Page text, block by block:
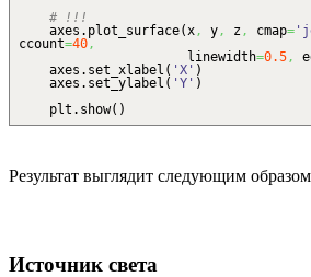
# !!!
axes. plot_surface(x, y, z , cmap=
ccount=40,
linewidth=0.5,
axes. set_xlabel ( 'X' )
axes. set_ylabel ( 'Y' )
plt. show( )
Результат выглядит следующим
Источник света